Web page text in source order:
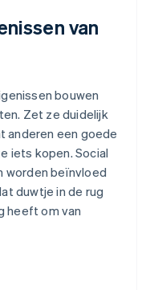
van
bouwen
Zet ze duidelijk
anderen een goede
iets kopen. Social
worden beïnvloed
duwtje in de rug
heeft om van